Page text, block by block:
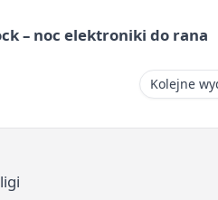
– noc elektroniki do rana
Kolejne